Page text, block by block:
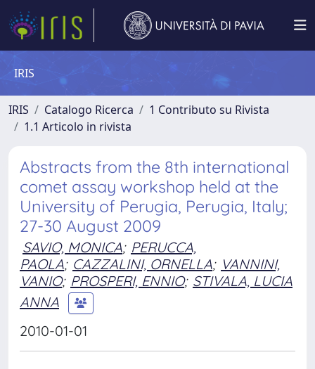
IRIS
IRIS Catalogo Ricerca
1 Contributo su Rivista
1.1 Articolo in rivista
Abstracts from the 8th international
comet assay workshop held at the
University of Perugia, Perugia, Italy;
27-30 August 2009
SAVIO, MONICA; PERUCCA,
PAOLA; CAZZALINI, ORNELLA; VANNINI,
VANIO; PROSPERI, ENNIO; STIVALA, LUCIA
ANNA
2010-01-01